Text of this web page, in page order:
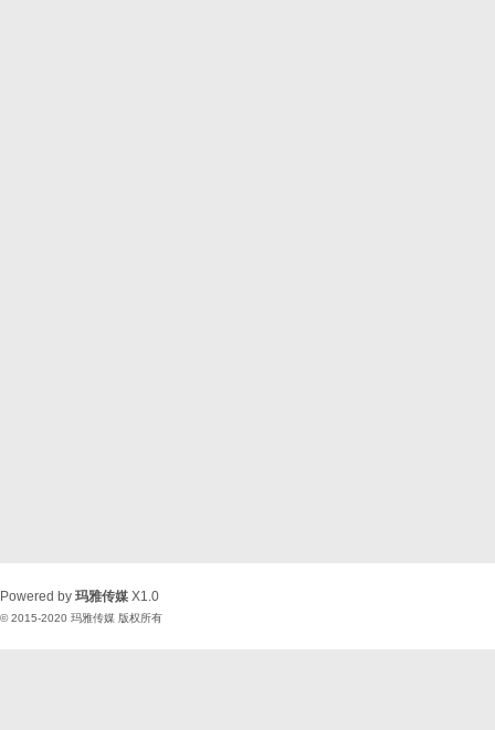
Powered by 玛雅传媒 X1.0
© 2015-2020 玛雅传媒 版权所有